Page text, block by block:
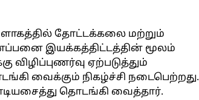
தோட்டக்கலை மற்றும்
இயக்கத்திட்டத்தின் மூலம்
விழிப்புணர்வு ஏற்படுத்தும்
வைக்கும் நிகழ்ச்சி நடைபெற்றது.
தொடங்கி வைத்தார்.